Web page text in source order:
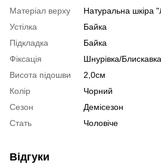
Матеріал верху
Натуральна шкіра
Устілка
Байка
Підкладка
Байка
Фіксація
Шнурівка/Блискавка
Висота підошви
2,0см
Колір
Чорний
Сезон
Демісезон
Стать
Чоловіче
Відгуки